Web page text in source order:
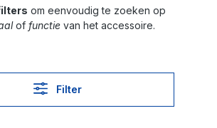
om eenvoudig te zoeken op
of functie van het accessoire.
Filter